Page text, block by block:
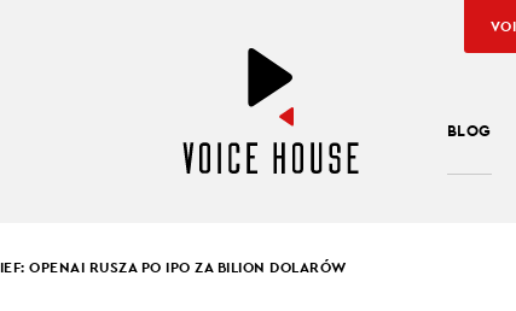
BLOG
OPENAI RUSZA PO IPO ZA BILION DOLARÓW